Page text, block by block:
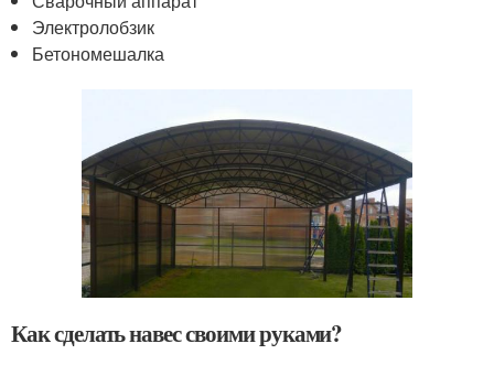
Электролобзик
Бетономешалка
Как сделать навес своими руками?